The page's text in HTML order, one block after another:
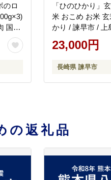
のロ
国産
ク
精肉
「ひのひかり」
米 おこめ お米
かり / 諫早市 / 上
23,000円
長崎県 諫早市
の返礼品